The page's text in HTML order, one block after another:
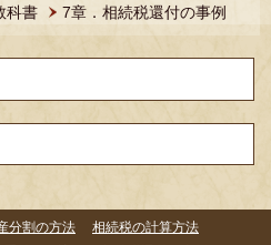
科書 7章．相続税還付の事例
分割の方法
相続税の計算方法